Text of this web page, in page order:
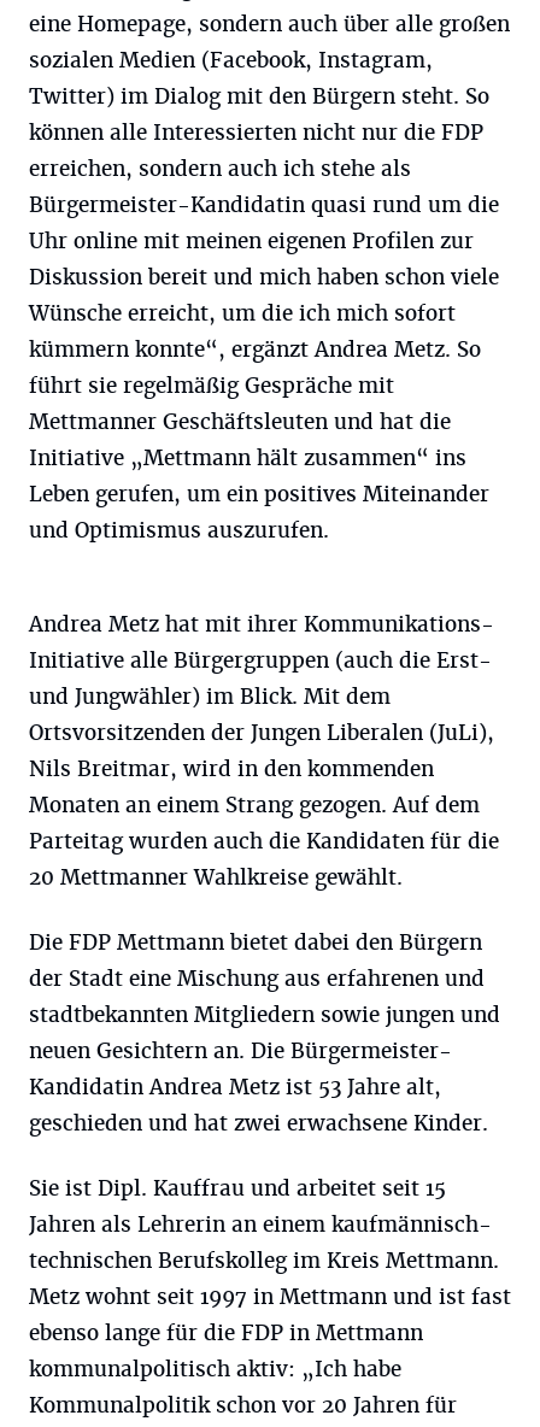
eine Homepage, sondern auch über alle großen
sozialen Medien (Facebook, Instagram,
Twitter) im Dialog mit den Bürgern steht. So
können alle Interessierten nicht nur die FDP
erreichen, sondern auch ich stehe als
Bürgermeister-Kandidatin quasi rund um die
Uhr online mit meinen eigenen Profilen zur
Diskussion bereit und mich haben schon viele
Wünsche erreicht, um die ich mich sofort
kümmern konnte“, ergänzt Andrea Metz. So
führt sie regelmäßig Gespräche mit
Mettmanner Geschäftsleuten und hat die
Initiative „Mettmann hält zusammen“ ins
Leben gerufen, um ein positives Miteinander
und Optimismus auszurufen.
Andrea Metz hat mit ihrer Kommunikations-
Initiative alle Bürgergruppen (auch die Erst-
und Jungwähler) im Blick. Mit dem
Ortsvorsitzenden der Jungen Liberalen (JuLi),
Nils Breitmar, wird in den kommenden
Monaten an einem Strang gezogen. Auf dem
Parteitag wurden auch die Kandidaten für die
20 Mettmanner Wahlkreise gewählt.
Die FDP Mettmann bietet dabei den Bürgern
der Stadt eine Mischung aus erfahrenen und
stadtbekannten Mitgliedern sowie jungen und
neuen Gesichtern an. Die Bürgermeister-
Kandidatin Andrea Metz ist 53 Jahre alt,
geschieden und hat zwei erwachsene Kinder.
Sie ist Dipl. Kauffrau und arbeitet seit 15
Jahren als Lehrerin an einem kaufmännisch-
technischen Berufskolleg im Kreis Mettmann.
Metz wohnt seit 1997 in Mettmann und ist fast
ebenso lange für die FDP in Mettmann
kommunalpolitisch aktiv: „Ich habe
Kommunalpolitik schon vor 20 Jahren für